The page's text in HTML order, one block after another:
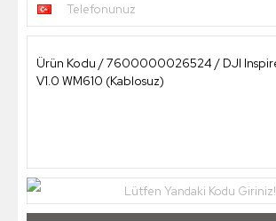
Telefonunuz
Lütfen Yandaki Kodu Giriniz!